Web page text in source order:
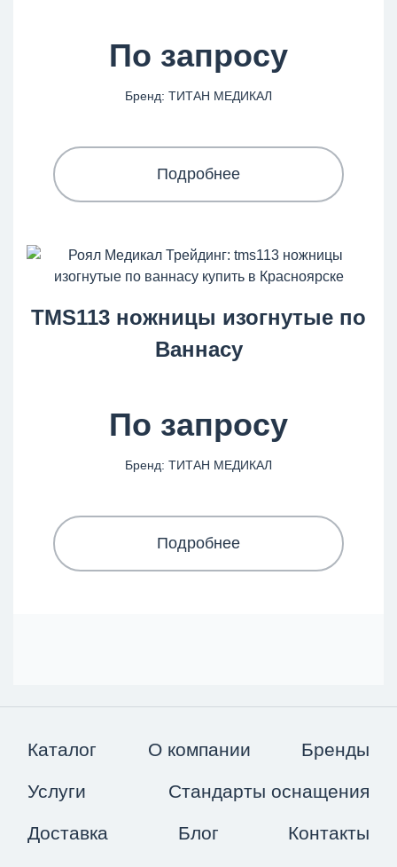
По запросу
Бренд: ТИТАН МЕДИКАЛ
Подробнее
TMS113 ножницы изогнутые по
Ваннасу
По запросу
Бренд: ТИТАН МЕДИКАЛ
Подробнее
Каталог О компании Бренды
Услуги Стандарты оснащения
Доставка Блог Контакты